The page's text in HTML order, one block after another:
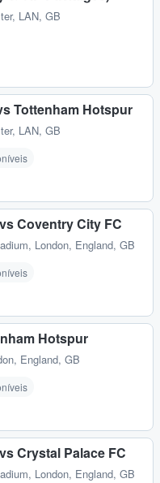
LAN, GB
Tottenham Hotspur
LAN, GB
Coventry City FC
, London, England, GB
Hotspur
England, GB
Crystal Palace FC
, London, England, GB